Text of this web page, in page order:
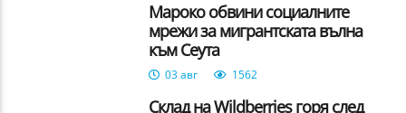
Мароко обвини социалните
мрежи за мигрантската вълна
към Сеута
03 авг 1562
Склад на Wildberries горя след